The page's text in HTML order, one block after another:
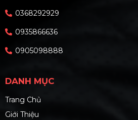
0368292929
0935866636
0905098888
DANH MỤC
Trang Chủ
Giới Thiệu